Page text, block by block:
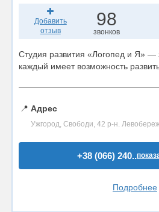
Добавить
отзыв
98
звонков
Студия развития «Логопед и Я» —
каждый имеет возможность
📍 Адрес
Ужгород, Свободи, 42 р-н.
+38 (066) 240..
Подробнее